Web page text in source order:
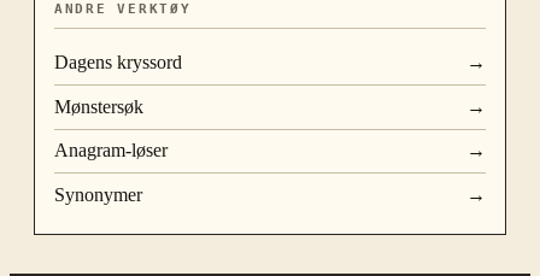
ANDRE VERKTØY
Dagens kryssord →
Mønstersøk →
Anagram-løser →
Synonymer →